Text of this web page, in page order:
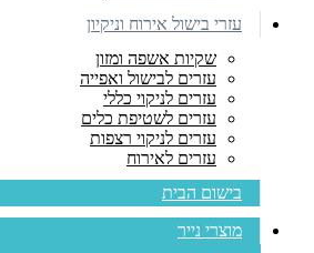
עזרי בישול אירוח וניקיון
שקיות אשפה ומזון
עזרים לבישול ואפייה
עזרים לניקוי כללי
עזרים לשטיפת כלים
עזרים לניקוי רצפות
עזרים לאירוח
בישום הבית
מוצרי נייר